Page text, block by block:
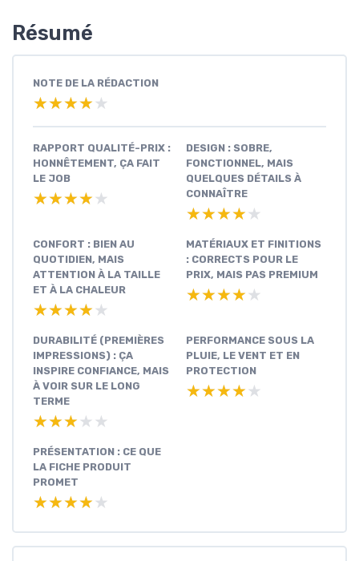
Résumé
NOTE DE LA RÉDACTION
★★★★★
★★★★★
RAPPORT QUALITÉ-PRIX :
HONNÊTEMENT, ÇA FAIT
LE JOB
★★★★★
★★★★★
DESIGN : SOBRE,
FONCTIONNEL, MAIS
QUELQUES DÉTAILS À
CONNAÎTRE
★★★★★
★★★★★
CONFORT : BIEN AU
QUOTIDIEN, MAIS
ATTENTION À LA TAILLE
ET À LA CHALEUR
★★★★★
★★★★★
MATÉRIAUX ET FINITIONS
: CORRECTS POUR LE
PRIX, MAIS PAS PREMIUM
★★★★★
★★★★★
DURABILITÉ (PREMIÈRES
IMPRESSIONS) : ÇA
INSPIRE CONFIANCE, MAIS
À VOIR SUR LE LONG
TERME
★★★★★
★★★★★
PERFORMANCE SOUS LA
PLUIE, LE VENT ET EN
PROTECTION
★★★★★
★★★★★
PRÉSENTATION : CE QUE
LA FICHE PRODUIT
PROMET
★★★★★
★★★★★